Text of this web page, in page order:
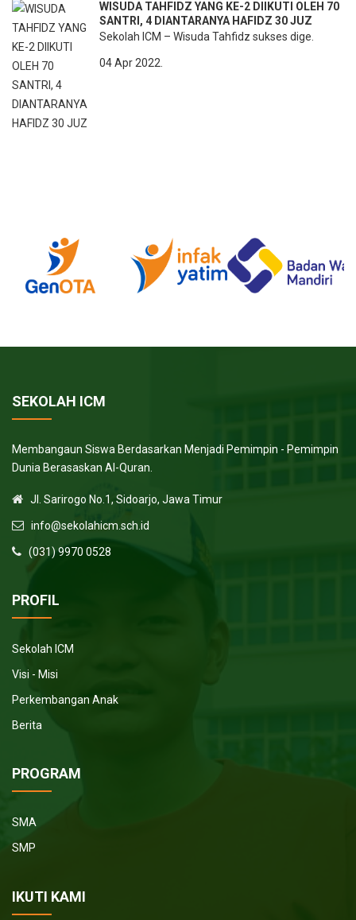
WISUDA TAHFIDZ YANG KE-2 DIIKUTI OLEH 70
SANTRI, 4 DIANTARANYA HAFIDZ 30 JUZ
Sekolah ICM – Wisuda Tahfidz sukses dige.
04 Apr 2022.
SEKOLAH ICM
Membangaun Siswa Berdasarkan Menjadi Pemimpin - Pemimpin
Dunia Berasaskan Al-Quran.
Jl. Sarirogo No.1, Sidoarjo, Jawa Timur
info@sekolahicm.sch.id
(031) 9970 0528
PROFIL
Sekolah ICM
Visi - Misi
Perkembangan Anak
Berita
PROGRAM
SMA
SMP
IKUTI KAMI